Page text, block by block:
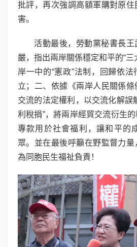
批評，再次強調高額軍購對原
害。
活動最後，勞動黨秘書長
嚴，指出兩岸關係穩定和平的“三
岸一中的“憲政”法制，回歸依
立；二、依據《兩岸人民關係
交流的法定權利，以交流化解誤
利稅捐”，將兩岸經貿交流衍生
專款用於社會福利，讓和平的
眾。並在最後呼籲在野監督力量
為同胞民生福祉負責！